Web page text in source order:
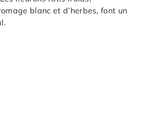
blanc et d’herbes, font un